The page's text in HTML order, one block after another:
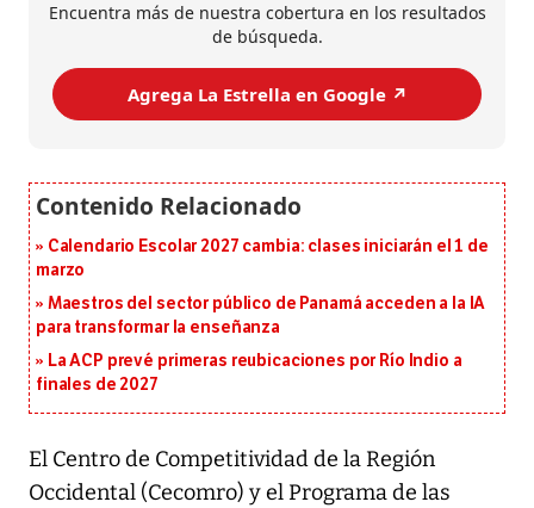
Encuentra más de nuestra cobertura en los resultados
de búsqueda.
Agrega La Estrella en Google ↗️
Calendario Escolar 2027 cambia: clases iniciarán el 1 de
marzo
Maestros del sector público de Panamá acceden a la IA
para transformar la enseñanza
La ACP prevé primeras reubicaciones por Río Indio a
finales de 2027
El Centro de Competitividad de la Región
Occidental (Cecomro) y el Programa de las